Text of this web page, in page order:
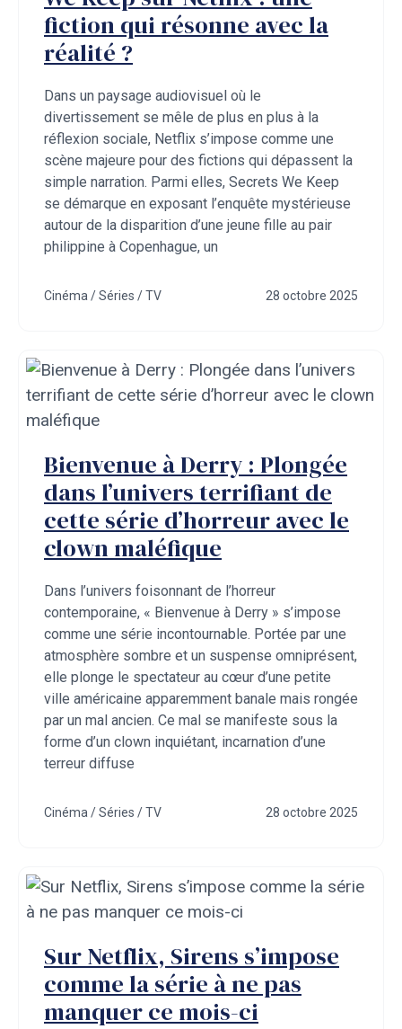
fiction qui résonne avec la
réalité ?
Dans un paysage audiovisuel où le
divertissement se mêle de plus en plus à la
réflexion sociale, Netflix s’impose comme une
scène majeure pour des fictions qui dépassent la
simple narration. Parmi elles, Secrets We Keep
se démarque en exposant l’enquête mystérieuse
autour de la disparition d’une jeune fille au pair
philippine à Copenhague, un
Cinéma / Séries / TV 28 octobre 2025
Bienvenue à Derry : Plongée
dans l’univers terrifiant de
cette série d’horreur avec le
clown maléfique
Dans l’univers foisonnant de l’horreur
contemporaine, « Bienvenue à Derry » s’impose
comme une série incontournable. Portée par une
atmosphère sombre et un suspense omniprésent,
elle plonge le spectateur au cœur d’une petite
ville américaine apparemment banale mais rongée
par un mal ancien. Ce mal se manifeste sous la
forme d’un clown inquiétant, incarnation d’une
terreur diffuse
Cinéma / Séries / TV 28 octobre 2025
Sur Netflix, Sirens s’impose
comme la série à ne pas
manquer ce mois-ci